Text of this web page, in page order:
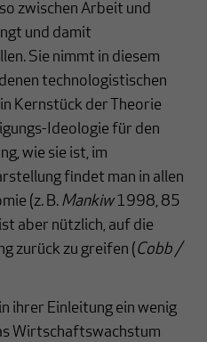
zwischen Arbeit und
und damit
Sie nimmt in diesem
technologistischen
Kernstück der Theorie
Ideologie für den
wie sie ist, im
findet man in allen
(z. B. Mankiw1998, 85
aber nützlich, auf die
zurück zu greifen (Cobb /
ihrer Einleitung ein wenig
Wirtschaftswachstum